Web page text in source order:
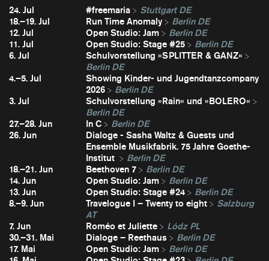
24. Jul #freemaria
Stuttgart DE
18.–19. Jul
Run Time Anomaly
Berlin DE
12. Jul
Open Studio: Jam
Berlin DE
11. Jul
Open Studio: Stage #25
Berlin DE
6. Jul
Schulvorstellung »SPLITTER & GANZ«
Berlin DE
4.–5. Jul
Showing Kinder- und Jugendtanzcompany
2026
Berlin DE
3. Jul
Schulvorstellung »Rain« und »BOLERO«
Berlin DE
27.–28. Jun
In C
Berlin DE
26. Jun
Dialoge - Sasha Waltz & Guests und
Ensemble Musikfabrik. 75 Jahre Goethe-
Institut
Berlin DE
18.–21. Jun
Beethoven 7
Berlin DE
14. Jun
Open Studio: Jam
Berlin DE
13. Jun
Open Studio: Stage #24
Berlin DE
8.–9. Jun
Travelogue I – Twenty to eight
Salzburg
AT
7. Jun
Roméo et Juliette
Lódz PL
30.–31. Mai
Dialoge – Reethaus
Berlin DE
17. Mai
Open Studio: Jam
Berlin DE